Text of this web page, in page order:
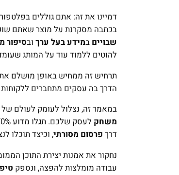
דמיינו את זה: אתם גוללים
בכתבה מסקרנת על מוצר שאתם
שבויים במידע בעל ערך ובסיפור
להוטים ללמוד עוד על המותג
תרחיש זה ממחיש באופן מושלם
הדרך בה עסקים מתחברים ללקוחות
במאמר זה, נצלול לעומק לעולם של
משחק
דרך פרסום מסורתי, וכיצד תוכלו
נחקור את אמנות יצירת התוכן
עבודה מומלצות להפצה, ונספק